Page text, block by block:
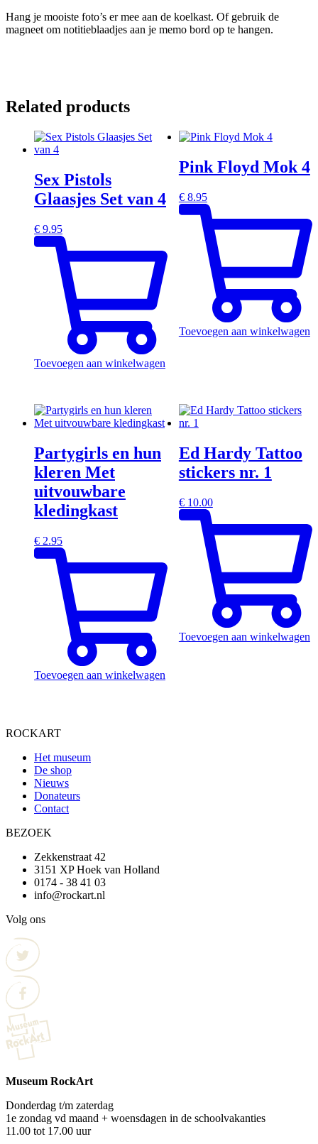
Hang je mooiste foto’s er mee aan de koelkast. Of gebruik de
magneet om notitieblaadjes aan je memo bord op te hangen.
Related products
Sex Pistols
Glaasjes Set van 4
€ 9.95
Toevoegen aan winkelwagen
Pink Floyd Mok 4
€8.95
Toevoegen aan winkelwagen
Partygirls en hun
kleren Met
uitvouwbare
kledingkast
€ 2.95
Toevoegen aan winkelwagen
Ed Hardy Tattoo
stickers nr. 1
€10.00
Toevoegen aan winkelwagen
ROCKART
Het museum
De shop
Nieuws
Donateurs
Contact
BEZOEK
Zekkenstraat 42
3151 XP Hoek van Holland
0174 - 38 41 03
info@rockart.nl
Volg ons
Museum RockArt
Donderdag t/m zaterdag
1e zondag vd maand + woensdagen in de schoolvakanties
11.00 tot 17.00 uur